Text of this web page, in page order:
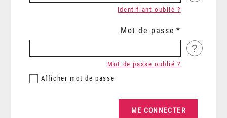
Identifiant oublié ?
Mot de passe
?
Afficher mot de passe
Mot de passe oublié ?